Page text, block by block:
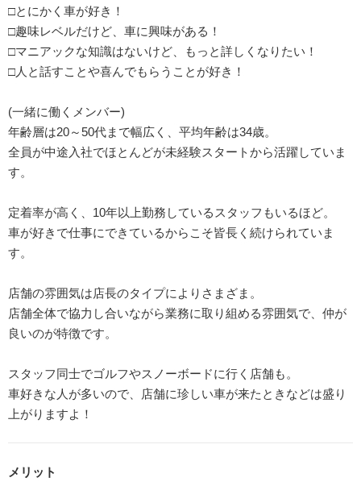
□とにかく車が好き！
□趣味レベルだけど、車に興味がある！
□マニアックな知識はないけど、もっと詳しくなりたい！
□人と話すことや喜んでもらうことが好き！
(一緒に働くメンバー)
年齢層は20～50代まで幅広く、平均年齢は34歳。
全員が中途入社でほとんどが未経験スタートから活躍していま
す。
定着率が高く、10年以上勤務しているスタッフもいるほど。
車が好きで仕事にできているからこそ皆長く続けられていま
す。
店舗の雰囲気は店長のタイプによりさまざま。
店舗全体で協力し合いながら業務に取り組める雰囲気で、仲が
良いのが特徴です。
スタッフ同士でゴルフやスノーボードに行く店舗も。
車好きな人が多いので、店舗に珍しい車が来たときなどは盛り
上がりますよ！
メリット